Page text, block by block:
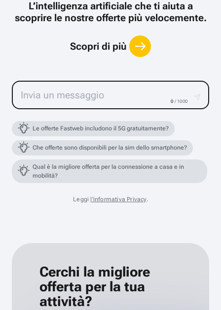
L’intelligenza artificiale che ti aiuta a
scoprire le nostre offerte più velocemente.
Scopri di più
0 / 1000
Le offerte Fastweb includono il 5G gratuitamente?
Che offerte sono disponibili per la sim dello smartphone?
Qual è la migliore offerta per la connessione a casa e in
mobilità?
Leggi l'informativa Privacy.
Cerchi la migliore
offerta per la tua
attività?